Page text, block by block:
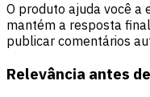
O produto ajuda você a
mantém a resposta
publicar comentários
Relevância antes